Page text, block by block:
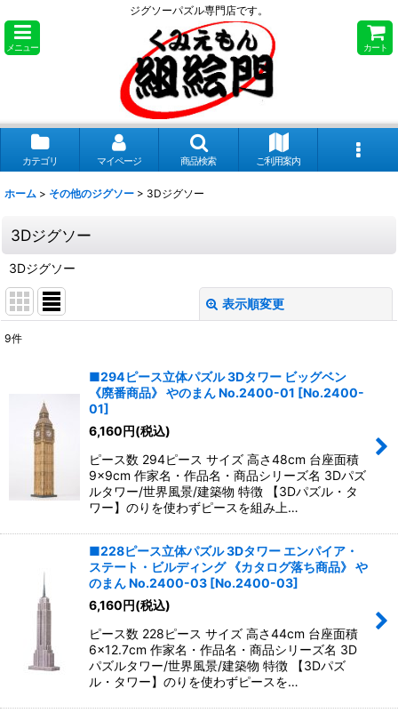
ジグソーパズル専門店です。
メニュー カート
カテゴリ マイページ 商品検索 ご利用案内
ホーム > その他のジグソー > 3Dジグソー
3Dジグソー
3Dジグソー
表示順変更
並び順
絞り込む
9件
■294ピース立体パズル 3Dタワー ビッグベン
《廃番商品》 やのまん No.2400-01 [No.2400-
01]
6,160円(税込)
ピース数 294ピース サイズ 高さ48cm 台座面積
9×9cm 作家名・作品名・商品シリーズ名 3Dパズ
ルタワー/世界風景/建築物 特徴 【3Dパズル・タ
ワー】のりを使わずピースを組み上…
■228ピース立体パズル 3Dタワー エンパイア・
ステート・ビルディング 《カタログ落ち商品》 や
のまん No.2400-03 [No.2400-03]
6,160円(税込)
ピース数 228ピース サイズ 高さ44cm 台座面積
6×12.7cm 作家名・作品名・商品シリーズ名 3D
パズルタワー/世界風景/建築物 特徴 【3Dパズ
ル・タワー】のりを使わずピースを…